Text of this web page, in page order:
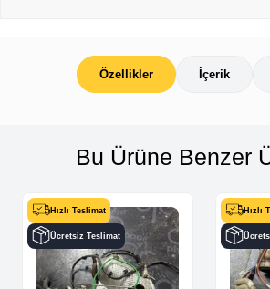
Özellikler İçerik
Bu Ürüne Benzer
Hızlı Teslimat
Ücretsiz Teslimat
Hızlı